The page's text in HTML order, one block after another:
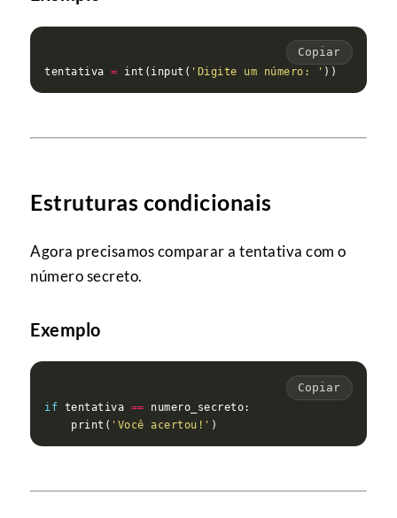
Copiar
tentativa = int(input( 'Digite um número: '
Estruturas condicionais
Agora precisamos comparar a tentativa com o
número secreto.
Exemplo
Copiar
if tentativa ==
    print(
'Você acertou!'